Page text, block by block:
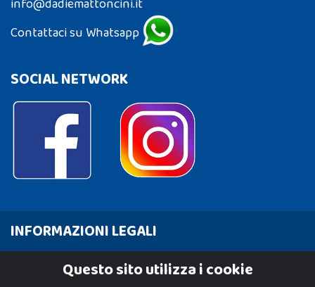
info@dadiemattoncini.it
Contattaci su Whatsapp
SOCIAL NETWORK
INFORMAZIONI LEGALI
Cookie PolicyQuesto sito utilizza i cookie